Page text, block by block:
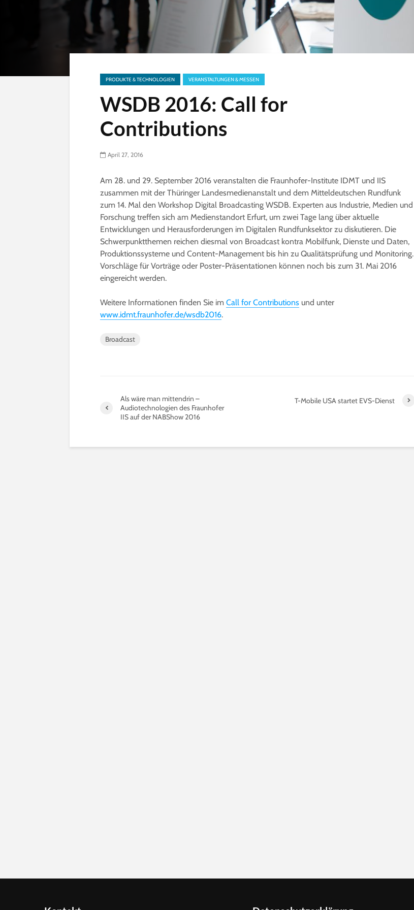
PRODUKTE & TECHNOLOGIEN VERANSTALTUNGEN & MESSEN
WSDB 2016: Call for
Contributions
April 27, 2016
Am 28. und 29. September 2016 veranstalten die Fraunhofer-Institute IDMT und IIS
zusammen mit der Thüringer Landesmedienanstalt und dem Mitteldeutschen Rundfunk
zum 14. Mal den Workshop Digital Broadcasting WSDB. Experten aus Industrie, Medien und
Forschung treffen sich am Medienstandort Erfurt, um zwei Tage lang über aktuelle
Entwicklungen und Herausforderungen im Digitalen Rundfunksektor zu diskutieren. Die
Schwerpunktthemen reichen diesmal von Broadcast kontra Mobilfunk, Dienste und Daten,
Produktionssysteme und Content-Management bis hin zu Qualitätsprüfung und Monitoring.
Vorschläge für Vorträge oder Poster-Präsentationen können noch bis zum 31. Mai 2016
eingereicht werden.
Weitere Informationen finden Sie im Call for Contributions und unter
www.idmt.fraunhofer.de/wsdb2016.
Broadcast
Als wäre man mittendrin –
Audiotechnologien des Fraunhofer
IIS auf der NABShow 2016
T-Mobile USA startet EVS-Dienst